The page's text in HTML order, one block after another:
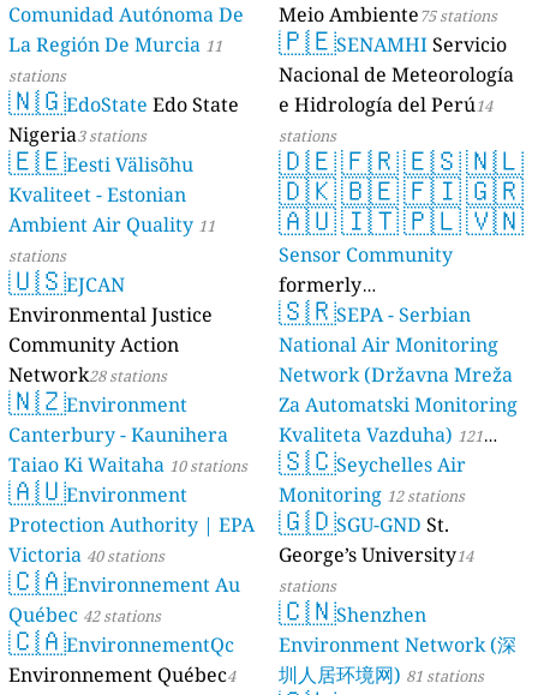
Comunidad Autónoma De
La Región De Murcia 11
stations
🇳🇬EdoState Edo State
Nigeria3 stations
🇪🇪Eesti Välisõhu
Kvaliteet - Estonian
Ambient Air Quality 11
stations
🇺🇸EJCAN
Environmental Justice
Community Action
Network28 stations
🇳🇿Environment
Canterbury - Kaunihera
Taiao Ki Waitaha 10 stations
🇦🇺Environment
Protection Authority | EPA
Victoria 40 stations
🇨🇦Environnement Au
Québec 42 stations
🇨🇦EnvironnementQc
Environnement Québec4
Meio Ambiente75 stations
🇵🇪SENAMHIServicio
Nacional de Meteorología
e Hidrología del Perú14
stations
🇩🇪🇫🇷🇪🇸🇳🇱
🇩🇰🇧🇪🇫🇮🇬🇷
🇦🇺🇮🇹🇵🇱🇻🇳
Sensor Community
formerly
luftdaten.info35814 stations
🇸🇷SEPA - Serbian
National Air Monitoring
Network (Državna Mreža
Za Automatski Monitoring
Kvaliteta Vazduha) 121
stations
🇸🇨Seychelles Air
Monitoring 12 stations
🇬🇩SGU-GND St.
George’s University14
stations
🇨🇳Shenzhen
Environment Network (深
圳人居环境网) 81 stations